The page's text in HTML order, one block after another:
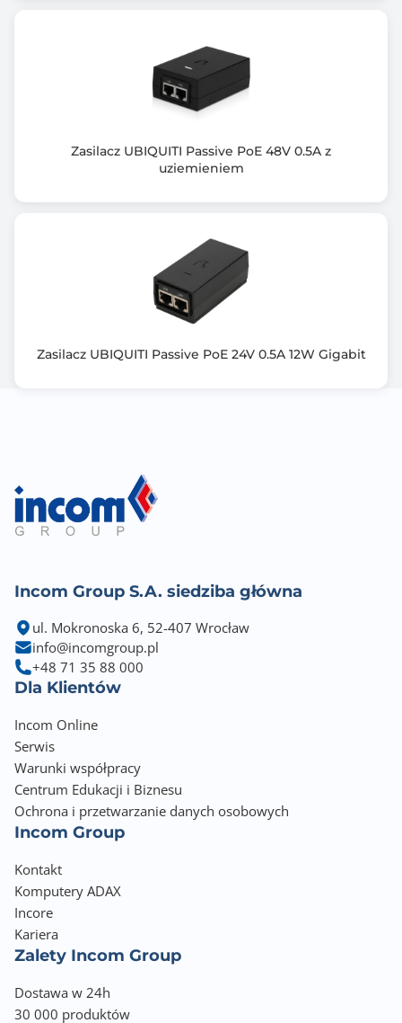
Zasilacz UBIQUITI Passive PoE 48V 0.5A z
uziemieniem
Zasilacz UBIQUITI Passive PoE 24V 0.5A 12W Gigabit
Incom Group S.A. siedziba główna
ul. Mokronoska 6, 52-407 Wrocław
info@incomgroup.pl
+48 71 35 88 000
Dla Klientów
Incom Online
Serwis
Warunki współpracy
Centrum Edukacji i Biznesu
Ochrona i przetwarzanie danych osobowych
Incom Group
Kontakt
Komputery ADAX
Incore
Kariera
Zalety Incom Group
Dostawa w 24h
30 000 produktów